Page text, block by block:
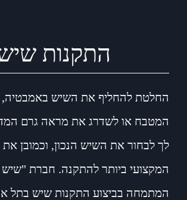
התקנות
החלטת להחליף את השיש באמבטיה,
המטבח או לשדרג את מראה גרם
לך לבחור את השיש הנכון, וכמובן את
המקצועי ביותר להתקנה. חברת "שיש
המתמחה בביצוע התקנות שיש בתל